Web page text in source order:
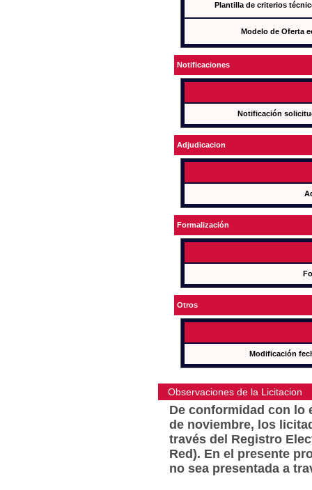
Plantilla de criterios
Modelo de Oferta
Notificaciones
Notificación
Adjudicacion
Formalización
Otros
Modificación
Observaciones de la Licitacion
De conformidad con lo
de noviembre, los
través del Registro
Red). En el presente
no sea presentada a